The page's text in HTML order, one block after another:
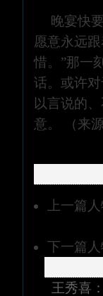
晚宴快
愿意永远
惜。”那一
话。或许
以言说的
意。 （来
上一篇
下一篇
王秀喜